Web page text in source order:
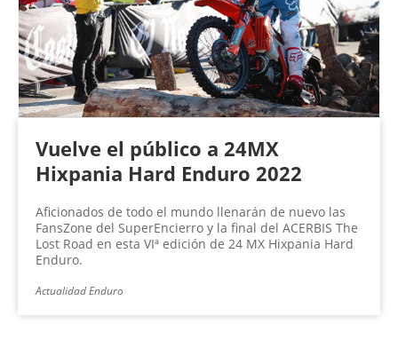
Vuelve el público a 24MX
Hixpania Hard Enduro 2022
Aficionados de todo el mundo llenarán de nuevo las
FansZone del SuperEncierro y la final del ACERBIS The
Lost Road en esta VIª edición de 24 MX Hixpania Hard
Enduro.
Actualidad Enduro